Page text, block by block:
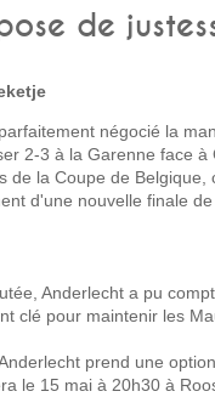
de
négocié la
2-3 à la Garenne face à
de la Coupe de Belgique,
d'une nouvelle finale de
Anderlecht a pu
clé pour maintenir les
prend une
le 15 mai à 20h30 à